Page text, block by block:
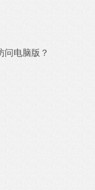
问电脑版？